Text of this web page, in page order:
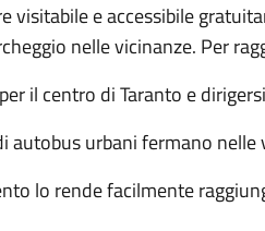
visitabile e accessibile
nelle vicinanze. Per
il centro di Taranto e
autobus urbani fermano
lo rende facilmente